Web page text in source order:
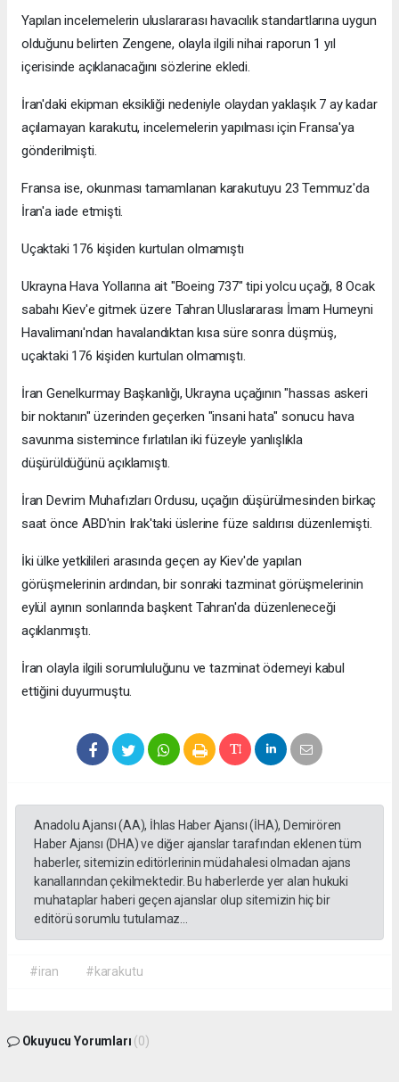
Yapılan incelemelerin uluslararası havacılık standartlarına uygun
olduğunu belirten Zengene, olayla ilgili nihai raporun 1 yıl
içerisinde açıklanacağını sözlerine ekledi.
İran'daki ekipman eksikliği nedeniyle olaydan yaklaşık 7 ay kadar
açılamayan karakutu, incelemelerin yapılması için Fransa'ya
gönderilmişti.
Fransa ise, okunması tamamlanan karakutuyu 23 Temmuz'da
İran'a iade etmişti.
Uçaktaki 176 kişiden kurtulan olmamıştı
Ukrayna Hava Yollarına ait "Boeing 737" tipi yolcu uçağı, 8 Ocak
sabahı Kiev'e gitmek üzere Tahran Uluslararası İmam Humeyni
Havalimanı'ndan havalandıktan kısa süre sonra düşmüş,
uçaktaki 176 kişiden kurtulan olmamıştı.
İran Genelkurmay Başkanlığı, Ukrayna uçağının "hassas askeri
bir noktanın" üzerinden geçerken "insani hata" sonucu hava
savunma sistemince fırlatılan iki füzeyle yanlışlıkla
düşürüldüğünü açıklamıştı.
İran Devrim Muhafızları Ordusu, uçağın düşürülmesinden birkaç
saat önce ABD'nin Irak'taki üslerine füze saldırısı düzenlemişti.
İki ülke yetkilileri arasında geçen ay Kiev'de yapılan
görüşmelerinin ardından, bir sonraki tazminat görüşmelerinin
eylül ayının sonlarında başkent Tahran'da düzenleneceği
açıklanmıştı.
İran olayla ilgili sorumluluğunu ve tazminat ödemeyi kabul
ettiğini duyurmuştu.
Anadolu Ajansı (AA), İhlas Haber Ajansı (İHA), Demirören
Haber Ajansı (DHA) ve diğer ajanslar tarafından eklenen tüm
haberler, sitemizin editörlerinin müdahalesi olmadan ajans
kanallarından çekilmektedir. Bu haberlerde yer alan hukuki
muhataplar haberi geçen ajanslar olup sitemizin hiç bir
editörü sorumlu tutulamaz...
#iran #karakutu
Okuyucu Yorumları (0)